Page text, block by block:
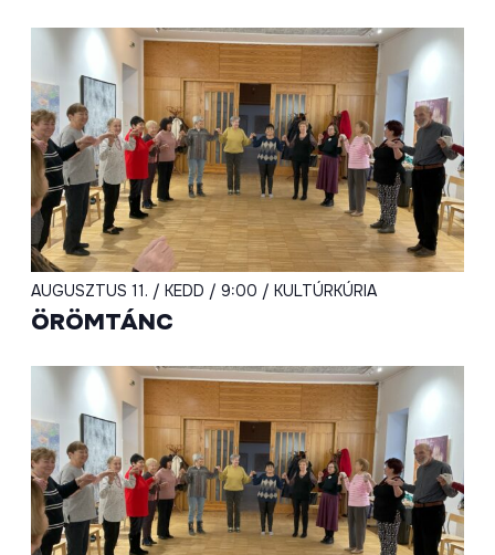
AUGUSZTUS 11. / KEDD / 9:00 / KULTÚRKÚRIA
ÖRÖMTÁNC